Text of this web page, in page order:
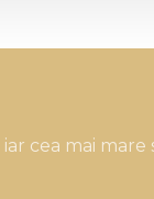
iar cea mai